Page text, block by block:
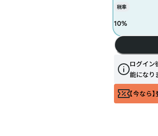
税率
10%
ログイン
能になり
【今なら